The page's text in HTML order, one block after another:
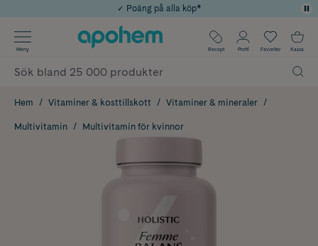
Årets Butik 2025 inom Skönhet
Använd kod: SOMMAR20 för 20% över 649kr
✓ Rådgivning från farmaceuter & hudterapeuter
✓ Poäng på alla köp*
Meny Recept Profil Favoriter Kassa
Hem Vitaminer & kosttillskott Vitaminer & mineraler
Multivitamin Multivitamin för kvinnor